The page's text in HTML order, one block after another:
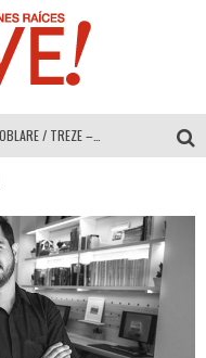
MULTIOFICINAS / AMOBLARE / TREZE – Especial Interiorismo & Decoración 2026
COLINEAL – Especial Interiorismo & Decoración 2026
ADRIANA HOYOS DESIGN STUDIO – Especial Interiorismo & Decoración 2026